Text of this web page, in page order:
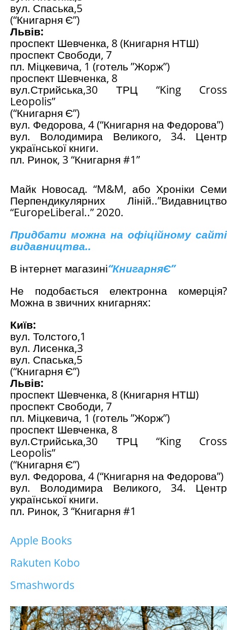
вул. Спаська,5
(“Книгарня Є”)
Львів:
проспект Шевченка, 8 (Книгарня НТШ)
проспект Свободи, 7
пл. Міцкевича, 1 (готель ”Жорж”)
проспект Шевченка, 8
вул.Стрийська,30 ТРЦ “King Cross
Leopolis”
(“Книгарня Є”)
вул. Федорова, 4 (“Книгарня на Федорова”)
вул. Володимира Великого, 34. Центр
української книги.
пл. Ринок, 3 “Книгарня #1”
Майк Новосад. “M&M, або Хроніки Семи
Перпендикулярних Ліній..”Видавництво
“EuropeLiberal..” 2020.
Придбати можна на офіційному сайті
видавництва..
В інтернет магазині“КнигарняЄ”
Не подобається електронна комерція?
Можна в звичних книгарнях:
Київ:
вул. Толстого,1
вул. Лисенка,3
вул. Спаська,5
(“Книгарня Є”)
Львів:
проспект Шевченка, 8 (Книгарня НТШ)
проспект Свободи, 7
пл. Міцкевича, 1 (готель ”Жорж”)
проспект Шевченка, 8
вул.Стрийська,30 ТРЦ “King Cross
Leopolis”
(“Книгарня Є”)
вул. Федорова, 4 (“Книгарня на Федорова”)
вул. Володимира Великого, 34. Центр
української книги.
пл. Ринок, 3 “Книгарня #1
Apple Books
Rakuten Kobo
Smashwords